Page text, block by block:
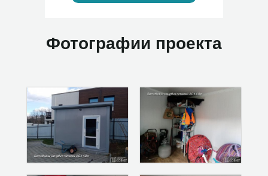
Фотографии проекта